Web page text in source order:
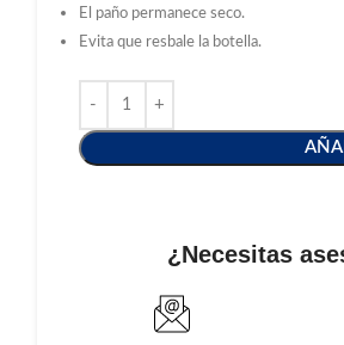
El paño permanece seco.
Evita que resbale la botella.
¿Necesitas